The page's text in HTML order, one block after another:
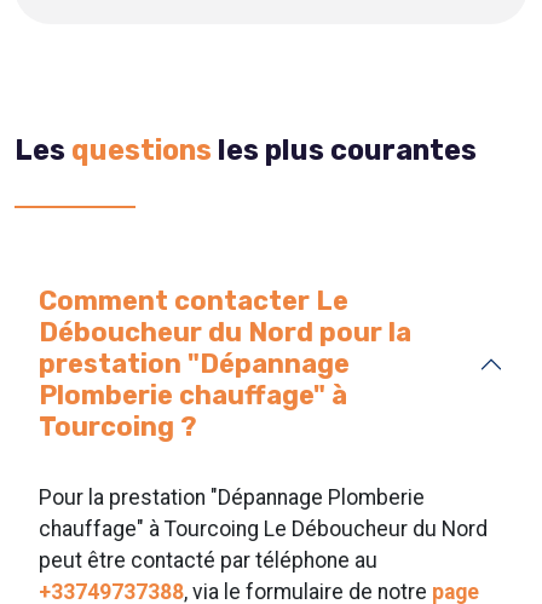
Les questions les plus courantes
Comment contacter Le
Déboucheur du Nord pour la
prestation "Dépannage
Plomberie chauffage" à
Tourcoing ?
Pour la prestation "Dépannage Plomberie
chauffage" à Tourcoing Le Déboucheur du Nord
peut être contacté par téléphone au
+33749737388, via le formulaire de notre page